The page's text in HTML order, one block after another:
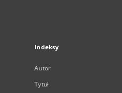
Indeksy
Autor
Tytuł